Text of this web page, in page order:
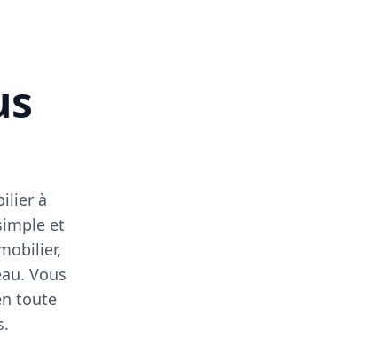
à
et
Vous
toute